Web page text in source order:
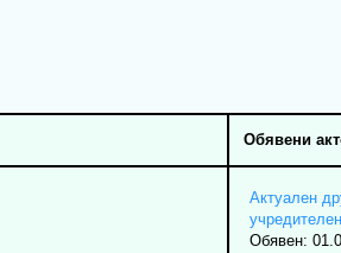
Обявени
Актуален
Обявен: